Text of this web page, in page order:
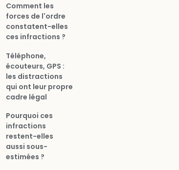
Comment les
forces de l'ordre
constatent-elles
ces infractions ?
Téléphone,
écouteurs, GPS :
les distractions
qui ont leur propre
cadre légal
Pourquoi ces
infractions
restent-elles
aussi sous-
estimées ?